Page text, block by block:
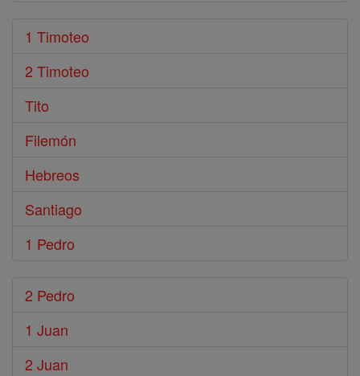
1 Timoteo
2 Timoteo
Tito
Filemón
Hebreos
Santiago
1 Pedro
2 Pedro
1 Juan
2 Juan